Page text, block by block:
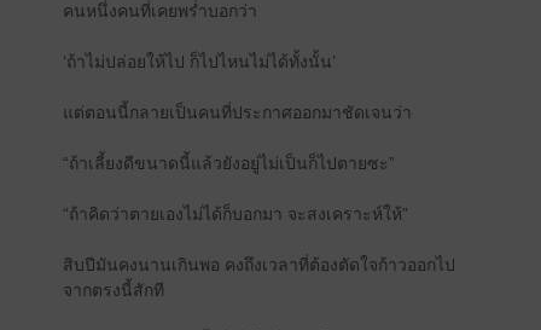
คนหนึ่งคนที่เคยพร่ำบอกว่า
‘ถ้าไม่ปล่อยให้ไป ก็ไปไหนไม่ได้ทั้งนั้น’
แต่ตอนนี้กลายเป็นคนที่ประกาศออกมาชัดเจนว่า
“ถ้าเลี้ยงดีขนาดนี้แล้วยังอยู่ไม่เป็นก็ไปตายซะ”
“ถ้าคิดว่าตายเองไม่ได้ก็บอกมา จะสงเคราะห์ให้”
สิบปีมันคงนานเกินพอ คงถึงเวลาที่ต้องตัดใจก้าวออกไป
จากตรงนี้สักที